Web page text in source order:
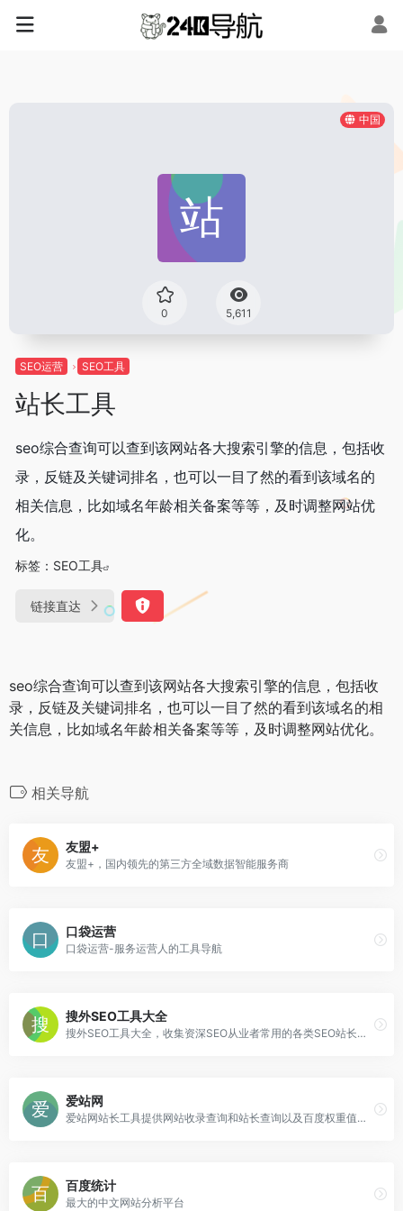
中国
0 5,611
SEO运营 SEO工具
站长工具
seo综合查询可以查到该网站各大搜索引擎的信息，包括收
录，反链及关键词排名，也可以一目了然的看到该域名的
相关信息，比如域名年龄相关备案等等，及时调整网站优
化。
标签： SEO工具
链接直达
seo综合查询可以查到该网站各大搜索引擎的信息，包括收
录，反链及关键词排名，也可以一目了然的看到该域名的相
关信息，比如域名年龄相关备案等等，及时调整网站优化。
相关导航
友盟+
友盟+，国内领先的第三方全域数据智能服务商
口袋运营
口袋运营-服务运营人的工具导航
搜外SEO工具大全
搜外SEO工具大全，收集资深SEO从业者常用的各类SEO站长工具，包括综合查询、外链工具、长尾挖掘、排名工具等。
爱站网
爱站网站长工具提供网站收录查询和站长查询以及百度权重值查询等多个站长工具，免费查询各种工具，包括有关键词排名查询，百度收录查询等。
百度统计
最大的中文网站分析平台